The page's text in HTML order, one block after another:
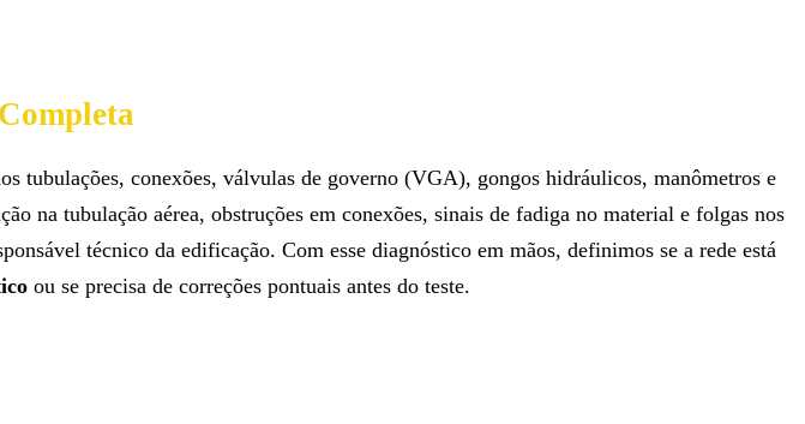
tubulações, conexões, válvulas de governo (VGA), gongos hidráulicos, manômetros e
na tubulação aérea, obstruções em conexões, sinais de fadiga no material e folgas nos
técnico da edificação. Com esse diagnóstico em mãos, definimos se a rede está
ou se precisa de correções pontuais antes do teste.